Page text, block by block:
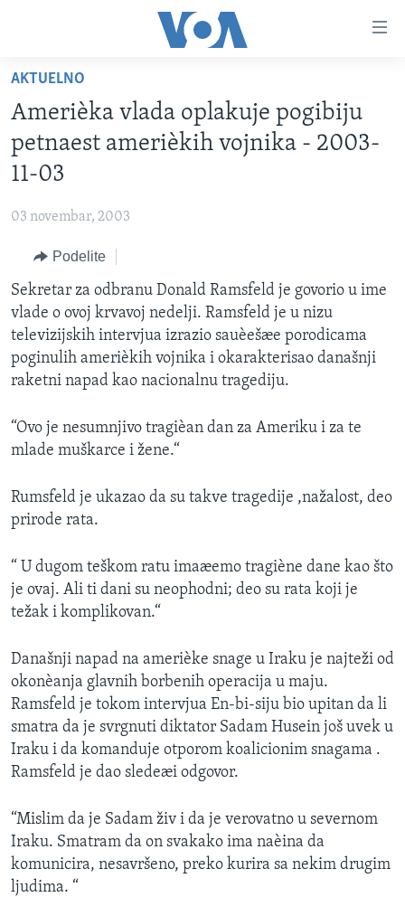
glavni
sadržaj
na
glavnu
Idi
pretragu
NASLOVNA
AMERIKA
GLOBALNE TEME
EKONOMIJA
NAUKA I TEHNOLOGIJA
MEDICINA
KULTURA
DRUŠTVO
SPORT
INTERVJU
TV PROGRAM
IZ AMERIKE
Learning English
PRATITE NAS
Jezici
AKTUELNO
Amerièka vlada oplakuje pogibiju
petnaest amerièkih vojnika - 2003-
11-03
03 novembar, 2003
Podelite
Sekretar za odbranu Donald Ramsfeld je govorio u ime
vlade o ovoj krvavoj nedelji. Ramsfeld je u nizu
televizijskih intervjua izrazio sauèešæe porodicama
poginulih amerièkih vojnika i okarakterisao današnji
raketni napad kao nacionalnu tragediju.
“Ovo je nesumnjivo tragièan dan za Ameriku i za te
mlade muškarce i žene.“
Rumsfeld je ukazao da su takve tragedije ,nažalost, deo
prirode rata.
“ U dugom teškom ratu imaæemo tragiène dane kao što
je ovaj. Ali ti dani su neophodni; deo su rata koji je
težak i komplikovan.“
Današnji napad na amerièke snage u Iraku je najteži od
okonèanja glavnih borbenih operacija u maju.
Ramsfeld je tokom intervjua En-bi-siju bio upitan da li
smatra da je svrgnuti diktator Sadam Husein još uvek u
Iraku i da komanduje otporom koalicionim snagama .
Ramsfeld je dao sledeæi odgovor.
“Mislim da je Sadam živ i da je verovatno u severnom
Iraku. Smatram da on svakako ima naèina da
komunicira, nesavršeno, preko kurira sa nekim drugim
ljudima. “